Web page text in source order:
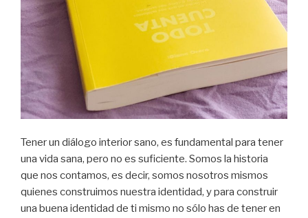
Tener un diálogo interior sano, es fundamental para tener
una vida sana, pero no es suficiente. Somos la historia
que nos contamos, es decir, somos nosotros mismos
quienes construimos nuestra identidad, y para construir
una buena identidad de ti mismo no sólo has de tener en